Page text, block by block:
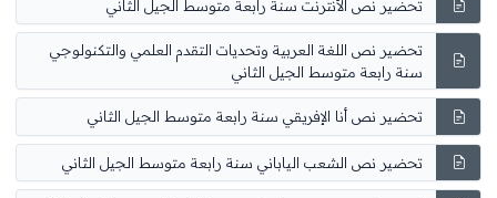
تحضير نص الأنترنت سنة رابعة متوسط الجيل الثاني
تحضير نص اللغة العربية وتحديات التقدم العلمي والتكنولوجي
سنة رابعة متوسط الجيل الثاني
تحضير نص أنا الإفريقي سنة رابعة متوسط الجيل الثاني
تحضير نص الشعب الياباني سنة رابعة متوسط الجيل الثاني